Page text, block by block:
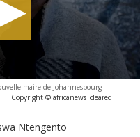
maire de Johannesbourg -
Copyright © africanews cleared
Ntengento